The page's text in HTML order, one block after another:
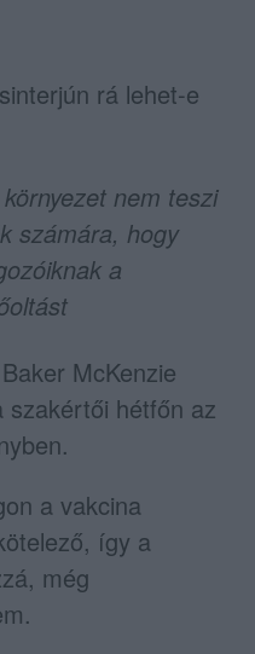
rá lehet-e
nem teszi
számára, hogy
a
McKenzie
szakértői hétfőn az
a vakcina
így a
még